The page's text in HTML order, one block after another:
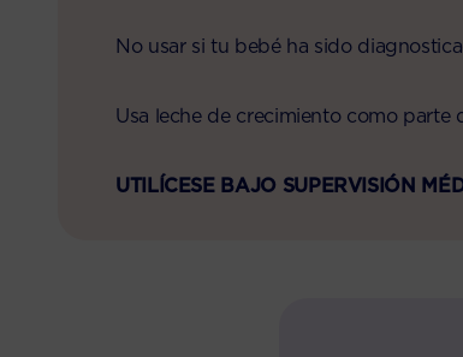
No usar si tu bebé ha sido
Usa leche de crecimiento como
UTILÍCESE BAJO SUPERVISIÓN